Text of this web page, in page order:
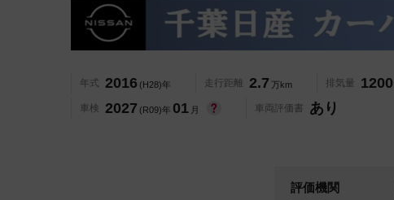
年式 2016 (H28)年 走行距離 2.7 万km 排気量 1200
車検 2027 (R09)年 01 月 車両評価書 あり
評価機関